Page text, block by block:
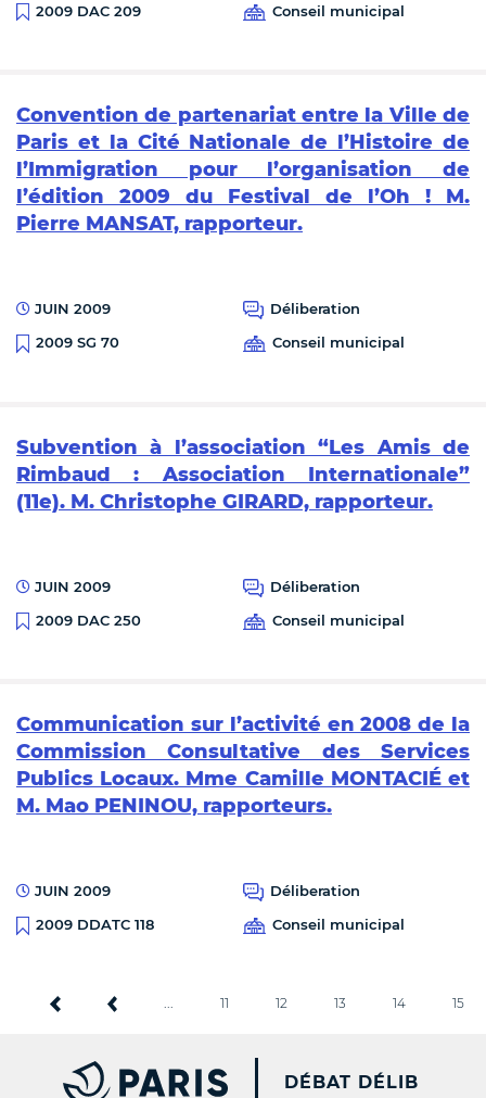
2009 DAC 209
Conseil municipal
Convention de partenariat entre la Ville de
Paris et la Cité Nationale de l’Histoire de
l’Immigration pour l’organisation de
l’édition 2009 du Festival de l’Oh ! M.
Pierre MANSAT, rapporteur.
JUIN 2009
Déliberation
2009 SG 70
Conseil municipal
Subvention à l’association “Les Amis de
Rimbaud : Association Internationale”
(11e). M. Christophe GIRARD, rapporteur.
JUIN 2009
Déliberation
2009 DAC 250
Conseil municipal
Communication sur l’activité en 2008 de la
Commission Consultative des Services
Publics Locaux. Mme Camille MONTACIÉ et
M. Mao PENINOU, rapporteurs.
JUIN 2009
Déliberation
2009 DDATC 118
Conseil municipal
... 11 12 13 14 15
PARIS.FR [NEW
DÉBAT DÉLIB